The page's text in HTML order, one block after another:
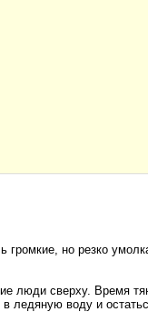
громкие, но резко
люди сверху. Время
воду и